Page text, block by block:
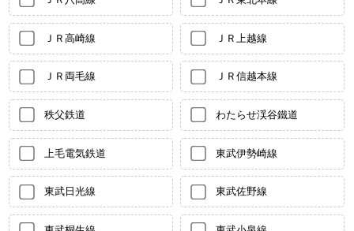
ＪＲ高崎線 ＪＲ上越線
ＪＲ両毛線 ＪＲ信越本線
秩父鉄道 わたらせ渓谷鐵道
上毛電気鉄道 東武伊勢崎線
東武日光線 東武佐野線